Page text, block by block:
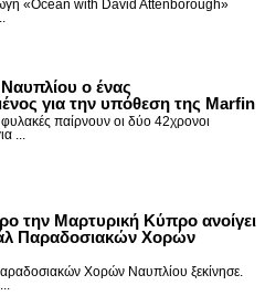
«Ocean with David Attenborough»
ο ένας
για την υπόθεση της Marfin
παίρνουν οι δύο 42χρονοι
...
την Μαρτυρική Κύπρο ανοίγει
Παραδοσιακών Χορών
Χορών Ναυπλίου ξεκίνησε.